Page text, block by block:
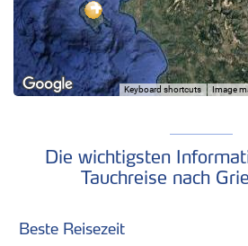
Keyboard shortcuts Image
Die wichtigsten
Tauchreise nach
Beste Reisezeit